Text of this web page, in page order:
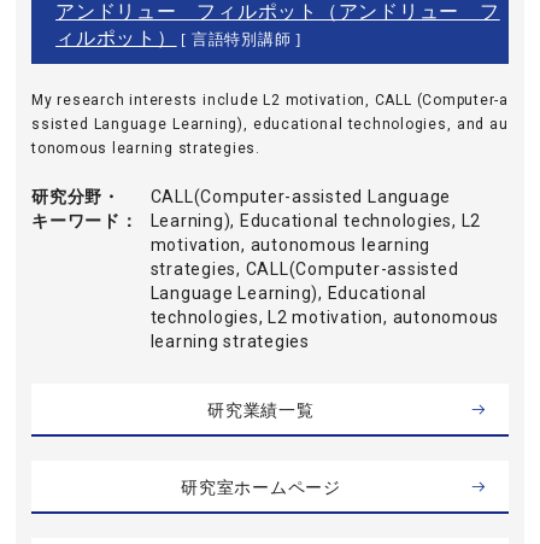
アンドリュー フィルポット（アンドリュー フ
ィルポット）
[ 言語特別講師 ]
My research interests include L2 motivation, CALL (Computer-a
ssisted Language Learning), educational technologies, and au
tonomous learning strategies.
研究分野・
キーワード
CALL(Computer-assisted Language
Learning), Educational technologies, L2
motivation, autonomous learning
strategies, CALL(Computer-assisted
Language Learning), Educational
technologies, L2 motivation, autonomous
learning strategies
研究業績一覧
研究室ホームページ